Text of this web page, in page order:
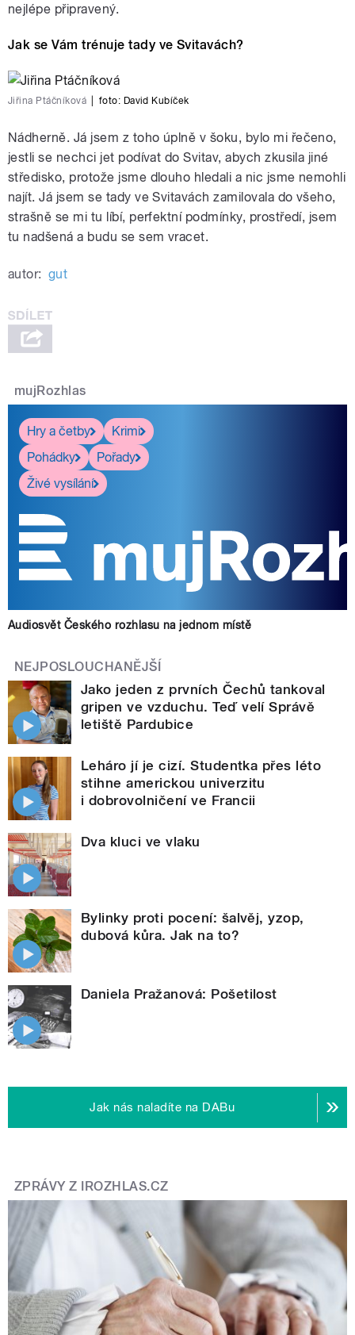
nejlépe připravený.
Jak se Vám trénuje tady ve Svitavách?
Jiřina Ptáčníková foto: David Kubíček
Nádherně. Já jsem z toho úplně v šoku, bylo mi řečeno,
jestli se nechci jet podívat do Svitav, abych zkusila jiné
středisko, protože jsme dlouho hledali a nic jsme nemohli
najít. Já jsem se tady ve Svitavách zamilovala do všeho,
strašně se mi tu líbí, perfektní podmínky, prostředí, jsem
tu nadšená a budu se sem vracet.
autor: gut
mujRozhlas
Hry a četby
Krimi
Pohádky
Pořady
Živé vysílání
Audiosvět Českého rozhlasu na jednom místě
NEJPOSLOUCHANĚJŠÍ
Jako jeden z prvních Čechů tankoval
gripen ve vzduchu. Teď velí Správě
letiště Pardubice
Leháro jí je cizí. Studentka přes léto
stihne americkou univerzitu
i dobrovolničení ve Francii
Dva kluci ve vlaku
Bylinky proti pocení: šalvěj, yzop,
dubová kůra. Jak na to?
Daniela Pražanová: Pošetilost
Jak nás naladíte na DABu
ZPRÁVY Z IROZHLAS.CZ